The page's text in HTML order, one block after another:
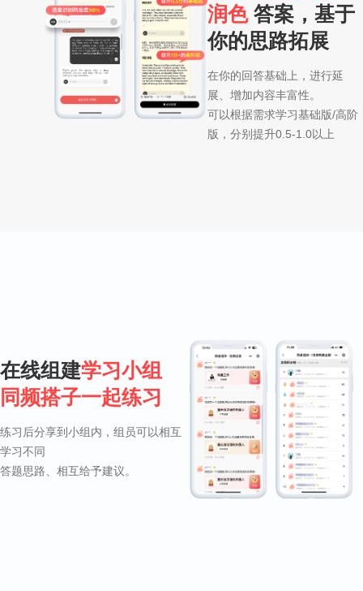
润色答案，基于
你的思路拓展
在你的回答基础上，进行延
展、增加内容丰富性。
可以根据需求学习基础版/高阶
版，分别提升0.5-1.0以上
在线组建学习小组
同频搭子一起练习
练习后分享到小组内，组员可以相互
学习不同
答题思路、相互给予建议。